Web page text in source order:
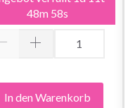
48m 58s
In den Warenkorb